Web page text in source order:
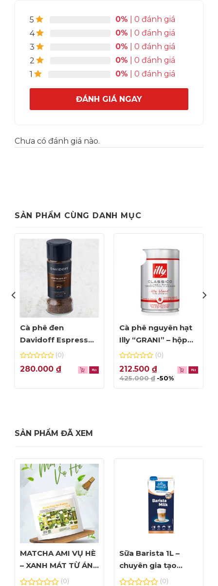
Hơn thế nữa Dừa còn có thể sử dụng như là một
thực phẩm khỏe mạnh để giảm cân, với liều
Liên hệ để có giá tốt. Địa chỉ: 56 Linh Lang,
Ba Đình, Hà Nội. Hotline tư vấn 0989.330.683
(zalo/imess)
5 0% | 0 đánh giá
4
0% | 0 đánh giá
3
0% | 0 đánh giá
2
0% | 0 đánh giá
1
0% | 0 đánh giá
ĐÁNH GIÁ NGAY
Chưa có đánh giá nào.
SẢN PHẨM CÙNG DANH MỤC
Cà phê đen
Davidoff Espresso
57 – lọ 100g
0
out
5
(0)
280.000 ₫
Cà phê nguyên hạt
Illy “GRANI” – hộp
250g (date Tháng
8/2023)
0
out
of
5
(0)
212.500 ₫
425.000₫ -50%
SẢN PHẨM ĐÃ XEM
MATCHA AMI VỤ HÈ
– XANH MÁT TỪ ÁNH
NHÌN ĐẦU TIÊN
(0)
Sữa Barista 1L –
chuyên gia tạo
Foam đỉnh cao
(0)